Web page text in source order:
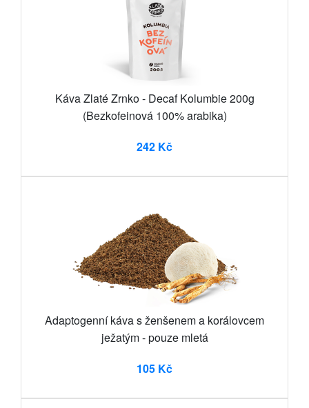
Káva Zlaté Zrnko - Decaf Kolumbie 200g
(Bezkofeinová 100% arabika)
242 Kč
Adaptogenní káva s ženšenem a korálovcem
ježatým - pouze mletá
105 Kč